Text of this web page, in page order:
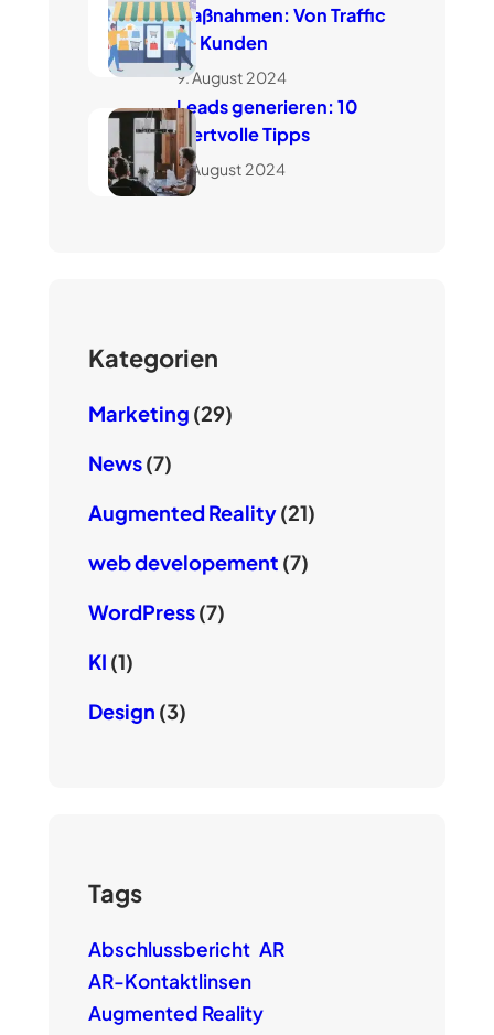
Maßnahmen: Von Traffic
zu Kunden
9. August 2024
Leads generieren: 10
wertvolle Tipps
7. August 2024
Kategorien
Marketing (29)
News(7)
Augmented Reality(21)
web developement (7)
WordPress(7)
KI (1)
Design (3)
Tags
Abschlussbericht AR
AR-Kontaktlinsen
Augmented Reality